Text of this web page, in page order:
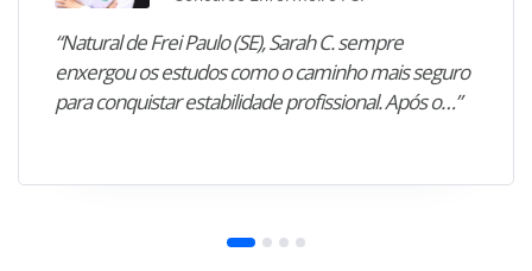
“Natural de Frei Paulo (SE), Sarah C. sempre
enxergou os estudos como o caminho mais seguro
para conquistar estabilidade profissional. Após o…”